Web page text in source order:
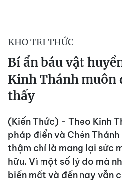
KHO TRI THỨC
Bí ẩn báu vật
Kinh Thánh muôn
thấy
(Kiến Thức) - Theo Kinh
pháp điển và Chén
thậm chí là mang lại sức
hữu. Vì một số lý do mà
biến mất và đến nay vẫn